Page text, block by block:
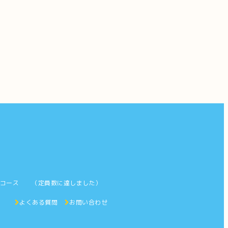
コース （定員数に達しました）
よくある質問 お問い合わせ